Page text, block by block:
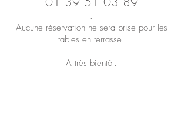
.
Aucune réservation ne sera prise pour les
tables en terrasse.
A très bientôt.